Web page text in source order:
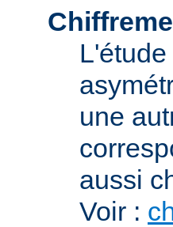
une
aussi
Voir :